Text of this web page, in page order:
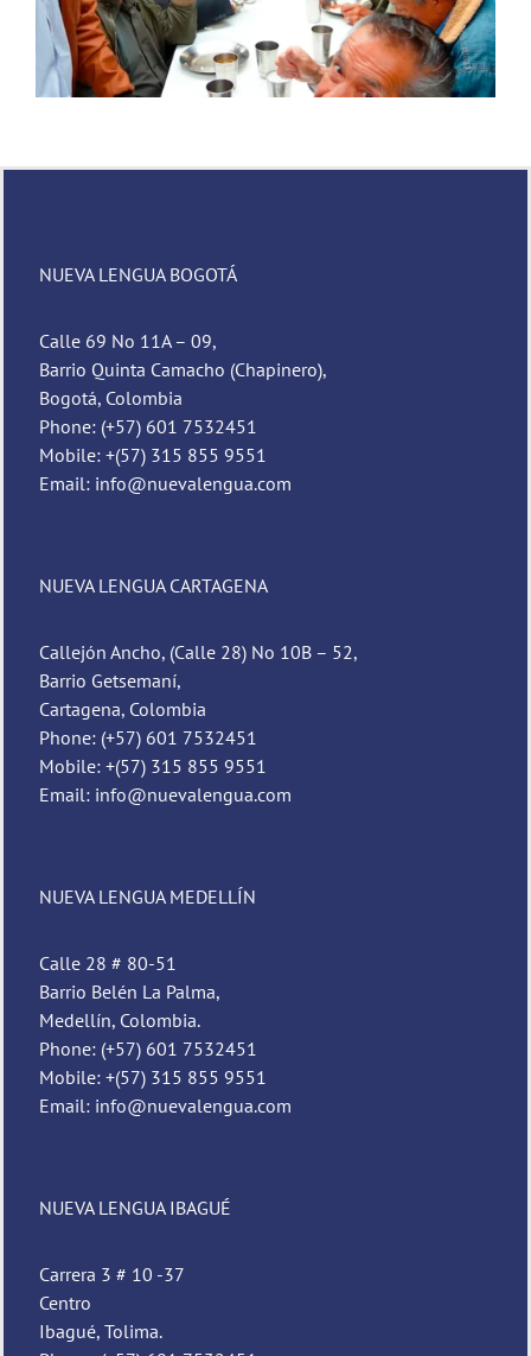
NUEVA LENGUA BOGOTÁ
Calle 69 No 11A – 09,
Barrio Quinta Camacho (Chapinero),
Bogotá, Colombia
Phone: (+57) 601 7532451
Mobile: +(57) 315 855 9551
Email: info@nuevalengua.com
NUEVA LENGUA CARTAGENA
Callejón Ancho, (Calle 28) No 10B – 52,
Barrio Getsemaní,
Cartagena, Colombia
Phone: (+57) 601 7532451
Mobile: +(57) 315 855 9551
Email: info@nuevalengua.com
NUEVA LENGUA MEDELLÍN
Calle 28 # 80-51
Barrio Belén La Palma,
Medellín, Colombia.
Phone: (+57) 601 7532451
Mobile: +(57) 315 855 9551
Email: info@nuevalengua.com
NUEVA LENGUA IBAGUÉ
Carrera 3 # 10 -37
Centro
Ibagué, Tolima.